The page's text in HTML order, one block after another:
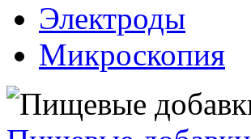
Электроды
Микроскопия